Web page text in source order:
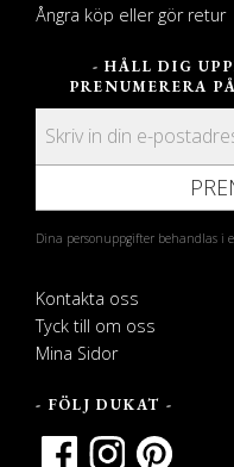
Ångra köp eller gör retur
- HÅLL DIG
PRENUMERERA
Dina personuppgifter behandlas i
Kontakta oss
Tyck till om oss
Mina Sidor
- FÖLJ DUKAT -